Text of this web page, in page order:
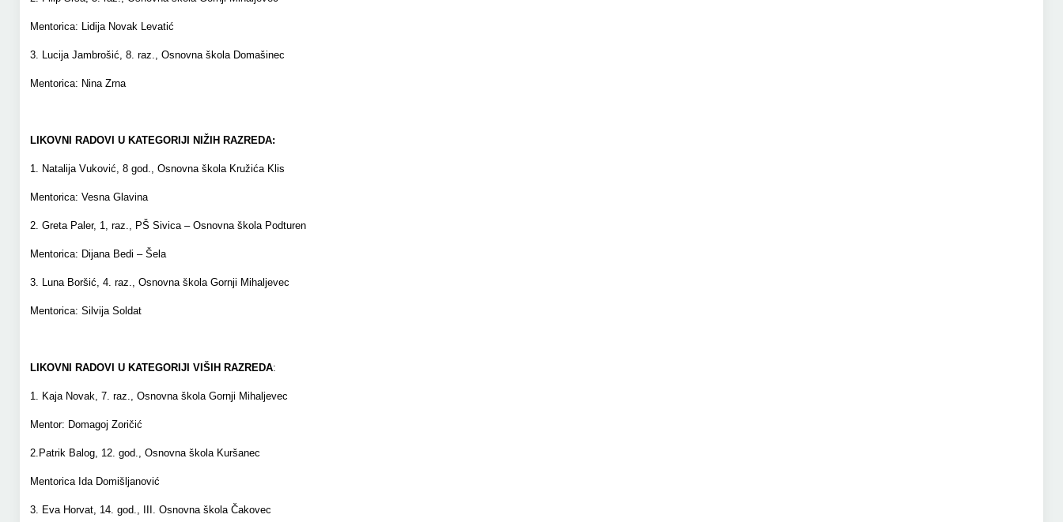
Mentorica: Lidija Novak Levatić
3. Lucija Jambrošić, 8. raz., Osnovna škola Domašinec
Mentorica: Nina Zrna
LIKOVNI RADOVI U KATEGORIJI NIŽIH RAZREDA:
1. Natalija Vuković, 8 god., Osnovna škola Kružića Klis
Mentorica: Vesna Glavina
2. Greta Paler, 1, raz., PŠ Sivica – Osnovna škola Podturen
Mentorica: Dijana Bedi – Šela
3. Luna Boršić, 4. raz., Osnovna škola Gornji Mihaljevec
Mentorica: Silvija Soldat
LIKOVNI RADOVI U KATEGORIJI VIŠIH RAZREDA:
1. Kaja Novak, 7. raz., Osnovna škola Gornji Mihaljevec
Mentor: Domagoj Zoričić
2.Patrik Balog, 12. god., Osnovna škola Kuršanec
Mentorica Ida Domišljanović
3. Eva Horvat, 14. god., III. Osnovna škola Čakovec